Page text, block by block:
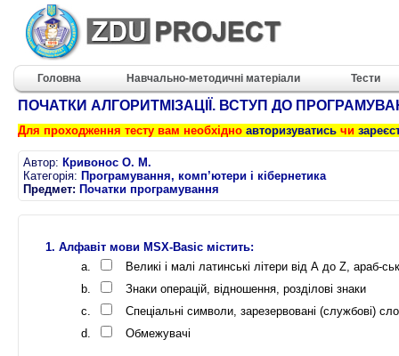
Головна Навчально-методичні матеріали Тести
ПОЧАТКИ АЛГОРИТМІЗАЦІЇ. ВСТУП ДО
Для проходження тесту вам необхідно авторизуватись чи
Автор: Кривонос О. М.
Категорія: Програмування, комп’ютери і кібернетика
Предмет: Початки програмування
Алфавіт мови MSX-Basic містить:
Великі і малі латинські літери від А до Z, араб-
Знаки операцій, відношення, розділові знаки
Спеціальні символи, зарезервовані (службові)
Обмежувачі